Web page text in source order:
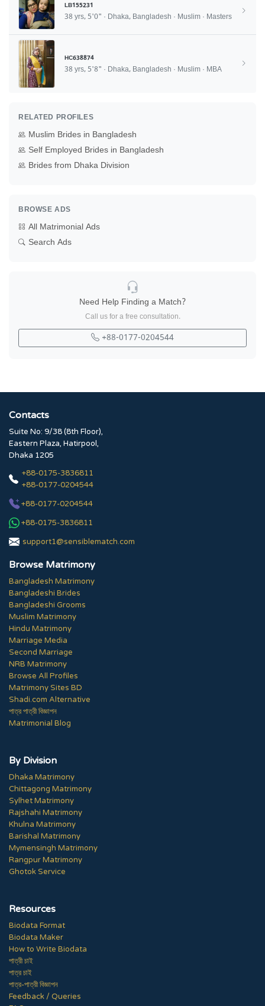
LB155231
38 yrs, 5'0" · Dhaka, Bangladesh · Muslim · Masters
HC638874
38 yrs, 5'8" · Dhaka, Bangladesh · Muslim · MBA
RELATED PROFILES
Muslim Brides in Bangladesh
Self Employed Brides in Bangladesh
Brides from Dhaka Division
BROWSE ADS
All Matrimonial Ads
Search Ads
Need Help Finding a Match?
Call us for a free consultation.
+88-0177-0204544
Contacts
Suite No: 9/38 (8th Floor),
Eastern Plaza, Hatirpool,
Dhaka 1205
+88-0175-3836811
+88-0177-0204544
+88-0177-0204544
+88-0175-3836811
support1@sensiblematch.com
Browse Matrimony
Bangladesh Matrimony
Bangladeshi Brides
Bangladeshi Grooms
Muslim Matrimony
Hindu Matrimony
Marriage Media
Second Marriage
NRB Matrimony
Browse All Profiles
Matrimony Sites BD
Shadi.com Alternative
পাত্র পাত্রী বিজ্ঞাপন
Matrimonial Blog
By Division
Dhaka Matrimony
Chittagong Matrimony
Sylhet Matrimony
Rajshahi Matrimony
Khulna Matrimony
Barishal Matrimony
Mymensingh Matrimony
Rangpur Matrimony
Ghotok Service
Resources
Biodata Format
Biodata Maker
How to Write Biodata
পাত্রী চাই
পাত্র চাই
পাত্র-পাত্রী বিজ্ঞাপন
Feedback / Queries